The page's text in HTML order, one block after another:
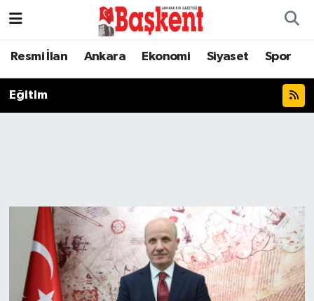
Resmi İlan Ankara Ekonomi Siyaset Spor
Eğitim